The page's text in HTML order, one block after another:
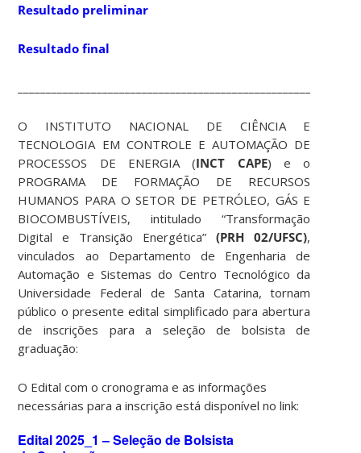
Resultado preliminar
Resultado final
O INSTITUTO NACIONAL DE CIÊNCIA E
TECNOLOGIA EM CONTROLE E AUTOMAÇÃO DE
PROCESSOS DE ENERGIA (INCT CAPE) e o
PROGRAMA DE FORMAÇÃO DE RECURSOS
HUMANOS PARA O SETOR DE PETRÓLEO, GÁS E
BIOCOMBUSTÍVEIS, intitulado “Transformação
Digital e Transição Energética”(PRH 02/UFSC),
vinculados ao Departamento de Engenharia de
Automação e Sistemas do Centro Tecnológico da
Universidade Federal de Santa Catarina, tornam
público o presente edital simplificado para abertura
de inscrições para a seleção de bolsista de
graduação:
O Edital com o cronograma e as informações
necessárias para a inscrição está disponível no link:
Edital 2025_1 – Seleção de Bolsista